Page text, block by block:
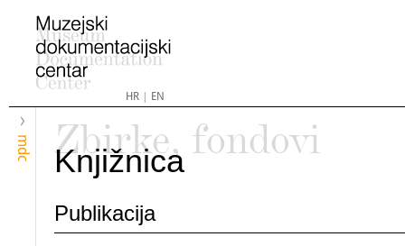
HR| EN
mdc
Zbirke, fondovi
Knjižnica
Publikacija